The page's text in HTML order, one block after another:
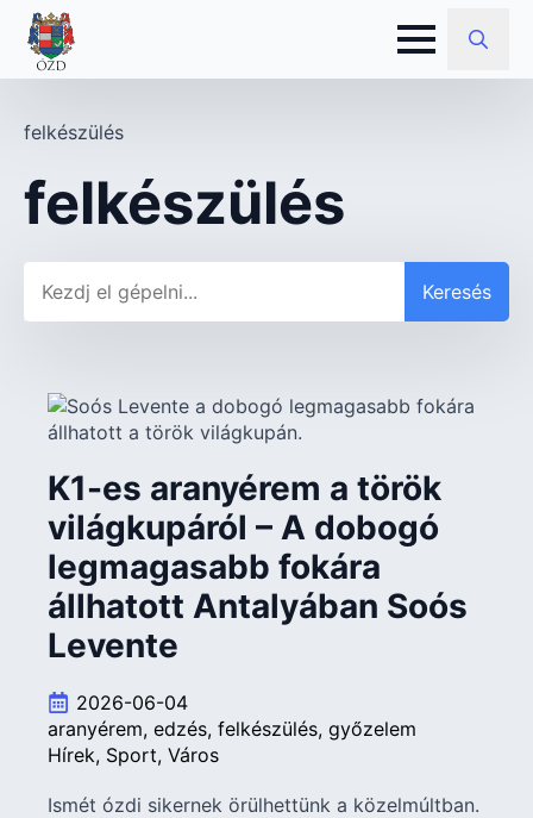
Search
felkészülés
felkészülés
Keresés
K1-es aranyérem a török
világkupáról – A dobogó
legmagasabb fokára
állhatott Antalyában Soós
Levente
2026-06-04
aranyérem edzés felkészülés győzelem
Hírek Sport Város
Ismét ózdi sikernek örülhettünk a közelmúltban.